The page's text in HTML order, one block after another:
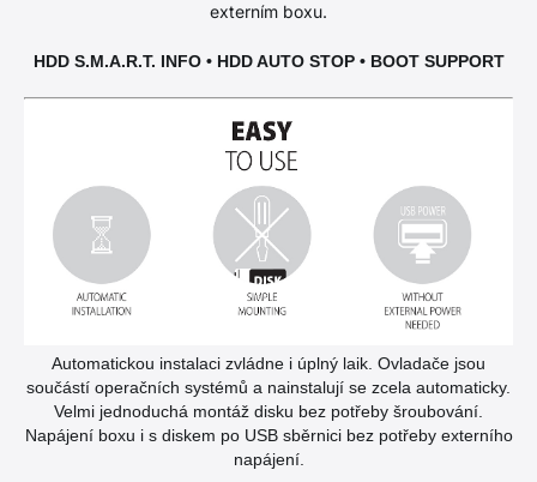
externím boxu.
HDD S.M.A.R.T. INFO • HDD AUTO STOP • BOOT SUPPORT
Automatickou instalaci zvládne i úplný laik. Ovladače jsou
součástí operačních systémů a nainstalují se zcela automaticky.
Velmi jednoduchá montáž disku bez potřeby šroubování.
Napájení boxu i s diskem po USB sběrnici bez potřeby externího
napájení.